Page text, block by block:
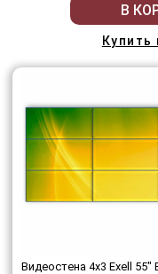
В
Купить
Видеостена 4x3 Exell 55"